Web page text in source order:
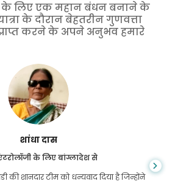
के लिए एक महान बंधन बनाने के
के दौरान बेहतरीन गुणवत्ता
करने के अपने अनुभव हमारे
शांधा दास
के लिए बांग्लादेश से
शानदार टीम को धन्यवाद दिया है जिन्होंने